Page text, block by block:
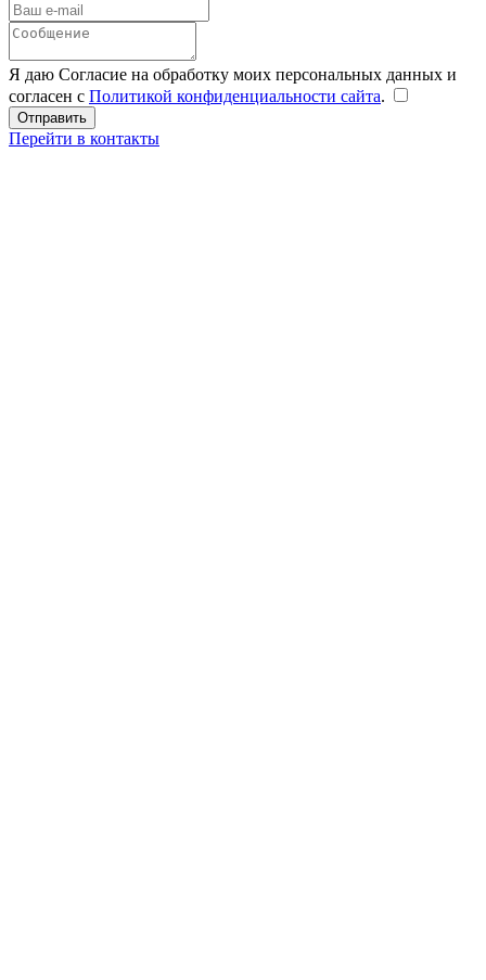
Я даю Согласие на обработку моих персональных данных и
согласен с Политикой конфиденциальности сайта.
Перейти в контакты